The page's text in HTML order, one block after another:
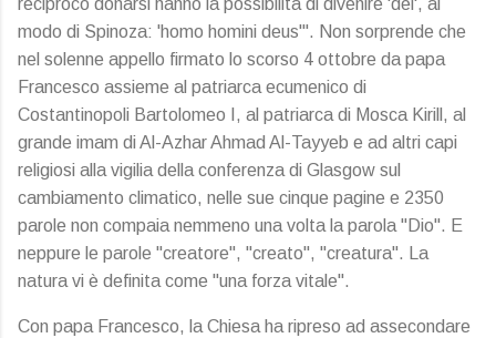
modo di Spinoza: 'homo homini deus'". Non sorprende che
nel solenne appello firmato lo scorso 4 ottobre da papa
Francesco assieme al patriarca ecumenico di
Costantinopoli Bartolomeo I, al patriarca di Mosca Kirill, al
grande imam di Al-Azhar Ahmad Al-Tayyeb e ad altri capi
religiosi alla vigilia della conferenza di Glasgow sul
cambiamento climatico, nelle sue cinque pagine e 2350
parole non compaia nemmeno una volta la parola "Dio". E
neppure le parole "creatore", "creato", "creatura". La
natura vi è definita come "una forza vitale".
Con papa Francesco, la Chiesa ha ripreso ad assecondare